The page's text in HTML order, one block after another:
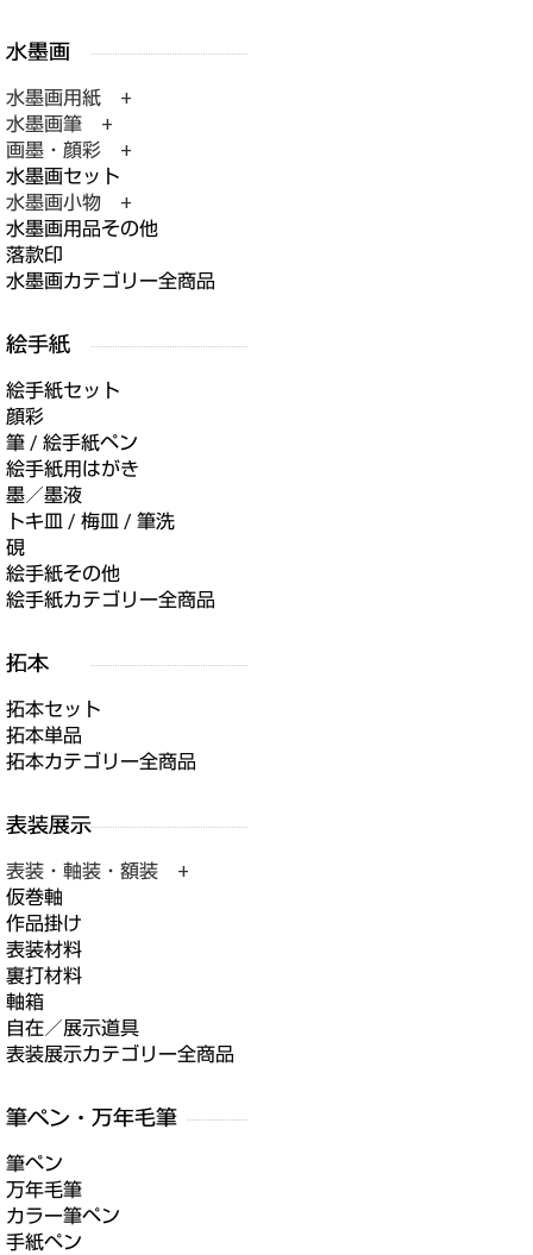
水墨画用紙 +
水墨画筆 +
画墨・顔彩 +
水墨画セット
水墨画小物 +
水墨画用品その他
落款印
水墨画カテゴリー全商品
絵手紙セット
顔彩
筆 / 絵手紙ペン
絵手紙用はがき
墨／墨液
トキ皿 / 梅皿 / 筆洗
硯
絵手紙その他
絵手紙カテゴリー全商品
拓本セット
拓本単品
拓本カテゴリー全商品
表装・軸装・額装 +
仮巻軸
作品掛け
表装材料
裏打材料
軸箱
自在／展示道具
表装展示カテゴリー全商品
筆ペン
万年毛筆
カラー筆ペン
手紙ペン